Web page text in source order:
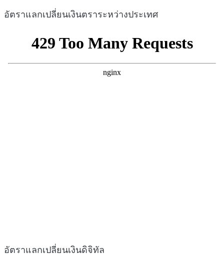
อัตราแลกเปลี่ยนเงินตราระหว่างประเทศ
อัตราแลกเปลี่ยนเงินดิจิทัล